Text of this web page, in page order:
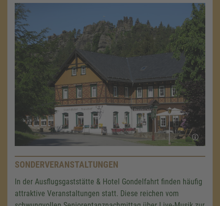
SONDERVERANSTALTUNGEN
In der Ausflugsgaststätte & Hotel Gondelfahrt finden häufig
attraktive Veranstaltungen statt. Diese reichen vom